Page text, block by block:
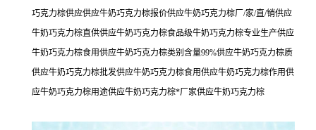
巧克力棕供应供应牛奶巧克力棕报价供应牛奶巧克力棕厂/家/直/销供应
牛奶巧克力棕直供供应牛奶巧克力棕食品级牛奶巧克力棕专业生产供应
牛奶巧克力棕食用供应牛奶巧克力棕类别含量99%供应牛奶巧克力棕质
供应牛奶巧克力棕批发供应牛奶巧克力棕食用供应牛奶巧克力棕作用供
应牛奶巧克力棕用途供应牛奶巧克力棕*厂家供应牛奶巧克力棕